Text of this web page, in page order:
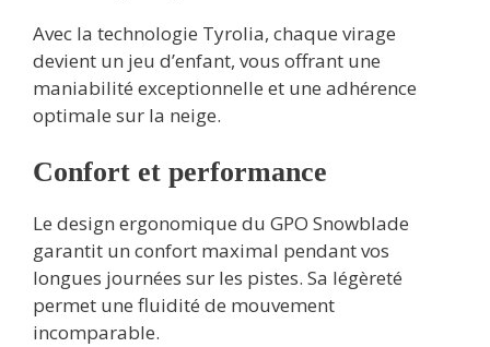
Avec la technologie Tyrolia, chaque virage
devient un jeu d’enfant, vous offrant une
maniabilité exceptionnelle et une adhérence
optimale sur la neige.
Confort et performance
Le design ergonomique du GPO Snowblade
garantit un confort maximal pendant vos
longues journées sur les pistes. Sa légèreté
permet une fluidité de mouvement
incomparable.